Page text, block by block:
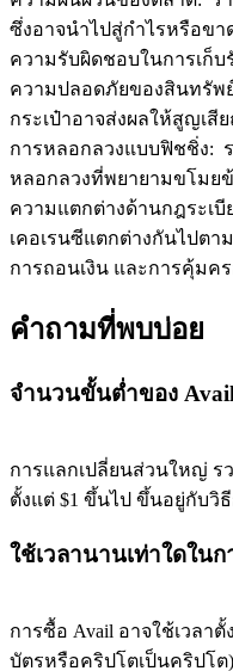
ซึ่งอาจนำไปสู่กำไรหรือข
ความรับผิดชอบในการเก็บ
ความปลอดภัยของสินทรัพ
กระเป๋าอาจส่งผลให้สูญเสีย
การหลอกลวงแบบฟิชชิ่ง:
หลอกลวงที่พยายามขโมย
ความแตกต่างด้านกฎระเบี
เคอเรนซีแตกต่างกันไปตา
การถอนเงิน และการคุ้มค
คำถามที่พบบ่อย
จำนวนขั้นต่ำของ
การแลกเปลี่ยนส่วนใหญ่ ร
ตั้งแต่ $1 ขึ้นไป ขึ้นอยู่กับวิ
ใช้เวลานานเท่าใดใน
การซื้อ Avail อาจใช้เวลา
บัตรหรือคริปโตเป็นคริปโ